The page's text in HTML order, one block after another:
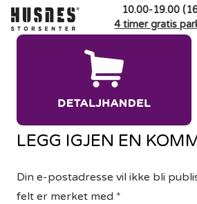
10.00-19.00
4 timer gratis
LEGG IGJEN EN
Din e-postadresse vil ikke bli
felt er merket med *